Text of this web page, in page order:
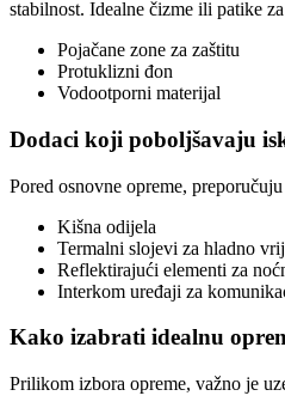
stabilnost. Idealne čizme ili patike
Pojačane zone za zaštitu
Protuklizni đon
Vodootporni materijal
Dodaci koji poboljšavaju
Pored osnovne opreme,
Kišna odijela
Termalni slojevi za hladno
Reflektirajući elementi za
Interkom uređaji za
Kako izabrati idealnu
Prilikom izbora opreme, važno je